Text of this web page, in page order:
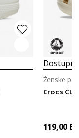
Crocs
Ženske
119,00